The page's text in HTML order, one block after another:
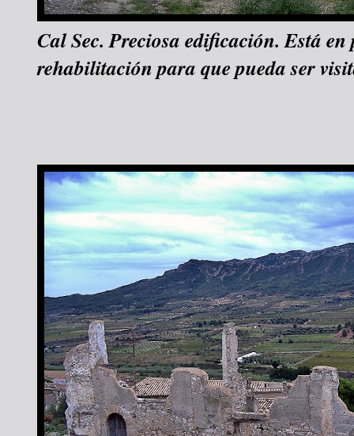
Cal Sec. Preciosa edificación. Está en
rehabilitación para que pueda ser